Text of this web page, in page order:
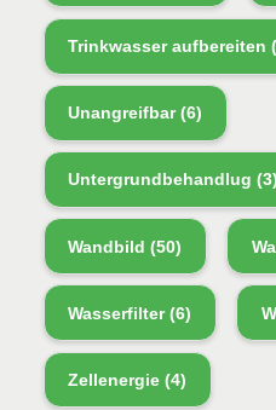
Trinkwasser aufbereiten
Unangreifbar(6)
Untergrundbehandlug (3)
Wandbild (50)
Wasserfilter(6)
Zellenergie (4)